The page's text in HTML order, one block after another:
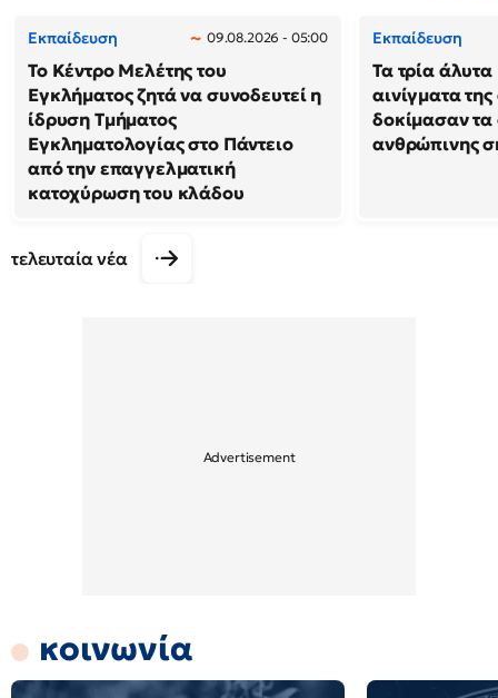
Εκπαίδευση 09.08.2026 - 05:00
Το Κέντρο Μελέτης του
Εγκλήματος ζητά να συνοδευτεί η
ίδρυση Τμήματος
Εγκληματολογίας στο Πάντειο
από την επαγγελματική
κατοχύρωση του κλάδου
Εκπαίδευση
Τα τρία
αινίγματα
δοκίμασαν τα
ανθρώπινης
τελευταία νέα
κοινωνία